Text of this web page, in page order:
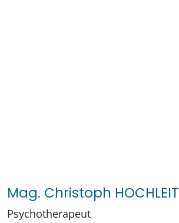
Mag. Christoph
Psychotherapeut